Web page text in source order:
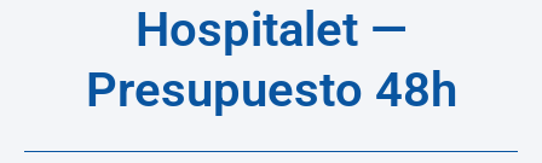
Hospitalet —
Presupuesto 48h